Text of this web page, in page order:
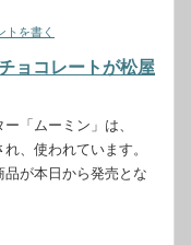
トを書く
ョコレートが松屋
「ムーミン」は、
、使われています。
が本日から発売とな